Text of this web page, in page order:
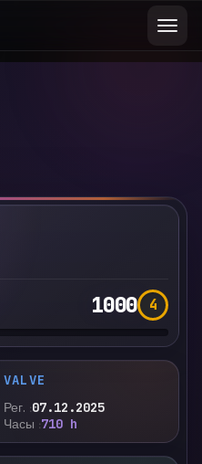
1000 4
VALVE
Рег. 07.12.2025
Часы 710 h